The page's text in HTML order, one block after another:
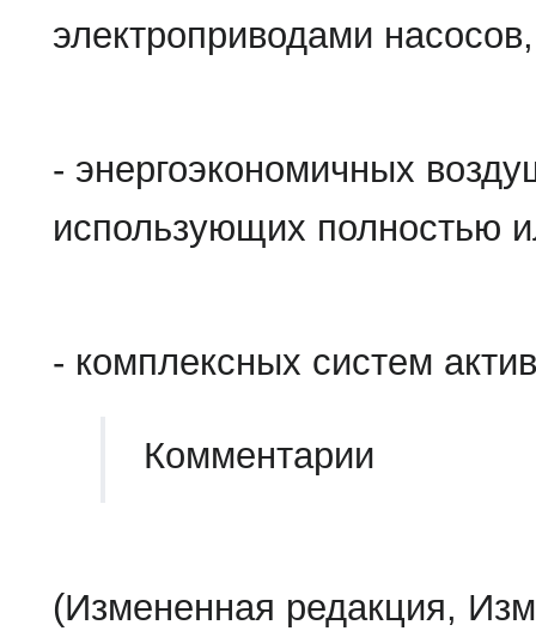
электроприводами
- энергоэкономичных
использующих полностью
- комплексных систем
Комментарии
(Измененная редакция,